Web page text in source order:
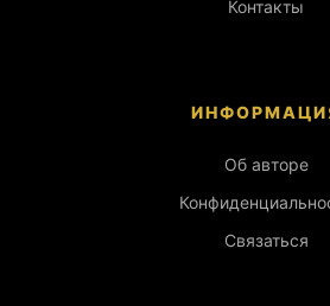
Контакты
Об авторе
Связаться